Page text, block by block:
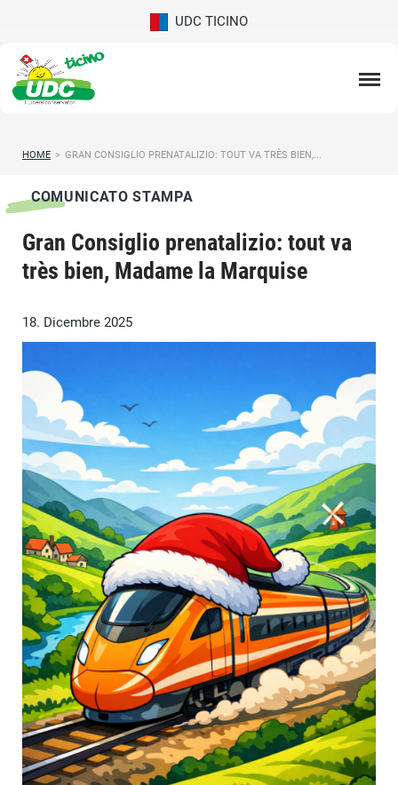
UDC TICINO
HOME > GRAN CONSIGLIO PRENATALIZIO: TOUT VA TRÈS BIEN,...
COMUNICATO STAMPA
Gran Consiglio prenatalizio: tout va
très bien, Madame la Marquise
18. Dicembre 2025